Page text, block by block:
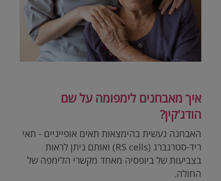
איך מאבחנים לימפומה על שם
הודג'קין?
האבחנה נעשית בהימצאות תאים אופייניים - תאי
ריד-סטרנברג (RS cells) ואותם ניתן לראות
בצביעות של ביופסיה מאחד מקשרי הלימפה של
החולה.